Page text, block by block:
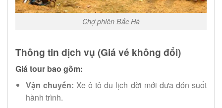
Chợ phiên Bắc Hà
Thông tin dịch vụ (Giá vé không đổi)
Giá tour bao gồm:
Vận chuyển: Xe ô tô du lịch đời mới đưa đón suốt
hành trình.